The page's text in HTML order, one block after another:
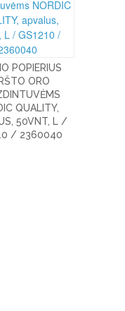
POPIERIUS
ORO
QUALITY,
50VNT, L /
/ 2360040